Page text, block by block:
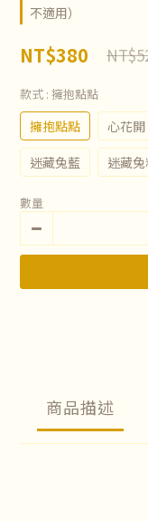
不適用）
NT$380
款式 : 擁抱點點
擁抱點點 心花開
迷藏兔藍
迷藏
數量
商品描述